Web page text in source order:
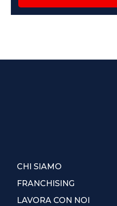
CHI SIAMO
FRANCHISING
LAVORA CON NOI